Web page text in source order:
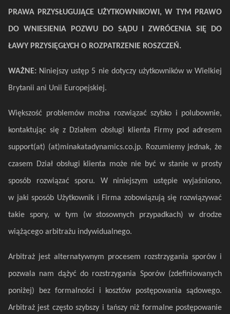
PRAWA PRZYSŁUGUJĄCE UŻYTKOWNIKOWI, W TYM PRAWO
DO WNIESIENIA POZWU DO SĄDU I ZWRÓCENIA SIĘ DO
ŁAWY PRZYSIĘGŁYCH O ROZPATRZENIE ROSZCZEŃ.
WAŻNE: Niniejszy ustęp 5 nie dotyczy użytkowników w Wielkiej
Brytanii ani Unii Europejskiej.
Większość problemów można rozwiązać szybko i polubownie,
kontaktując się z Działem obsługi klienta Firmy pod adresem
support(at) (at)minakatadynamics.co.jp. Rozumiemy jednak, że
czasem Dział obsługi klienta może nie być w stanie w prosty
sposób rozwiązać sporu. W niniejszym ustępie wyjaśniono,
w jaki sposób Użytkownik i Firma zobowiązują się rozwiązywać
takie spory, w tym (w stosownych przypadkach) w drodze
wiążącego arbitrażu indywidualnego.
Arbitraż jest alternatywnym procesem rozstrzygania sporów i
pozwala nam dążyć do rozstrzygania Sporów (zdefiniowanych
poniżej) bez formalności i kosztów postępowania sądowego.
Arbitraż jest często szybszy i tańszy niż formalne postępowanie